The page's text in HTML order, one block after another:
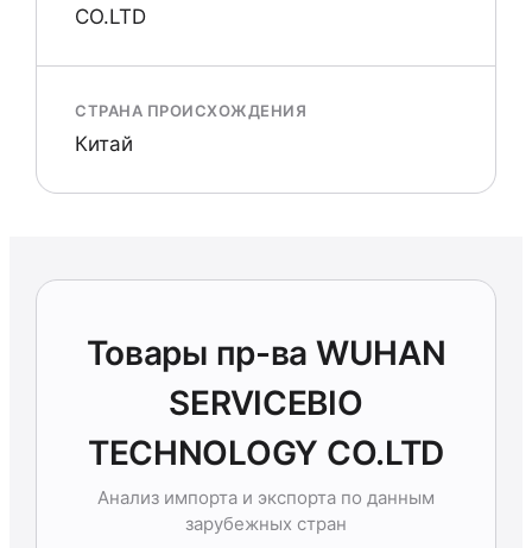
CO.LTD
СТРАНА ПРОИСХОЖДЕНИЯ
Китай
Товары пр-ва WUHAN
SERVICEBIO
TECHNOLOGY CO.LTD
Анализ импорта и экспорта по данным
зарубежных стран